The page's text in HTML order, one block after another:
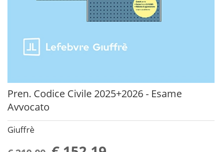
Pren. Codice Civile 2025+2026 - Esame
Avvocato
Giuffrè